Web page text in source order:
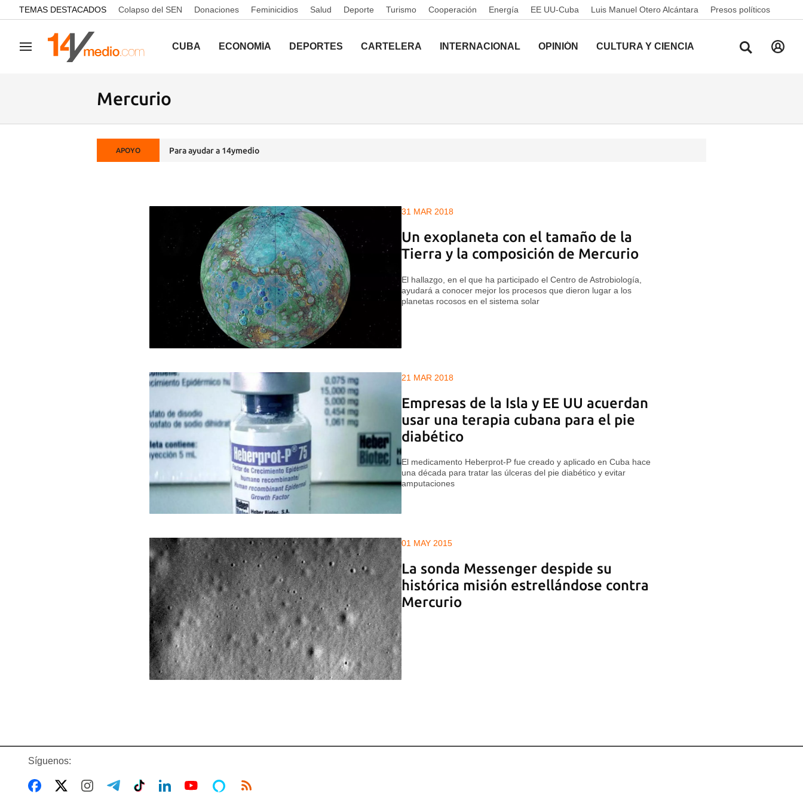
common.go-to-content
TEMAS DESTACADOS Colapso del SEN Donaciones Feminicidios Salud Deporte Turismo Cooperación Energía EE UU-Cuba Luis Manuel Otero Alcántara Presos políticos
Navegación CUBA ECONOMÍA DEPORTES CARTELERA INTERNACIONAL OPINIÓN CULTURA Y CIENCIA
Mercurio
APOYO Para ayudar a 14ymedio
31 MAR 2018
Un exoplaneta con el tamaño de la
Tierra y la composición de Mercurio
El hallazgo, en el que ha participado el Centro de Astrobiología,
ayudará a conocer mejor los procesos que dieron lugar a los
planetas rocosos en el sistema solar
21 MAR 2018
Empresas de la Isla y EE UU acuerdan
usar una terapia cubana para el pie
diabético
El medicamento Heberprot-P fue creado y aplicado en Cuba hace
una década para tratar las úlceras del pie diabético y evitar
amputaciones
01 MAY 2015
La sonda Messenger despide su
histórica misión estrellándose contra
Mercurio
Síguenos: